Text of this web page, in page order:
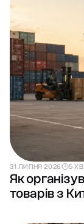
31 ЛИПНЯ 2026 5 ХВ
Як
товарів з